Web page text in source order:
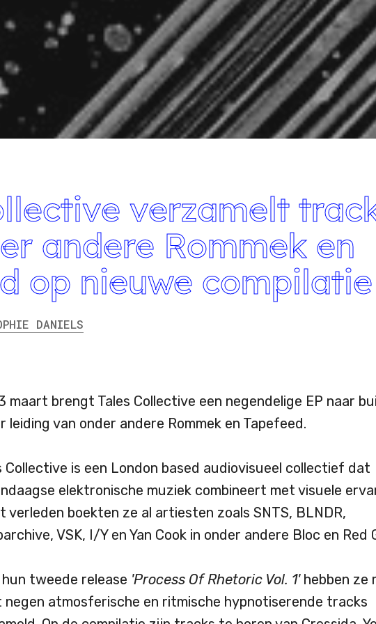
verzamelt
andere Rommek en
op nieuwe compilatie
DANIELS
maart brengt Tales Collective een negendelige EP naar
leiding van onder andere Rommek en Tapefeed.
Collective is een London based audiovisueel collectief dat
elektronische muziek combineert met visuele
verleden boekten ze al artiesten zoals SNTS, BLNDR,
VSK, I/Y en Yan Cook in onder andere Bloc en Red
tweede release 'Process Of Rhetoric Vol. 1'hebben ze
negen atmosferische en ritmische hypnotiserende tracks